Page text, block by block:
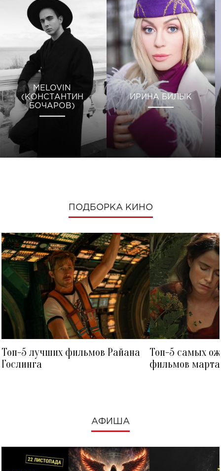
MELOVIN
(КОНСТАНТИН
БОЧАРОВ)
ИРИНА БИЛЫК
ПОДБОРКА КИНО
Топ-5 лучших фильмов Райана
Гослинга
Топ-5 самых
фильмов
АФИША